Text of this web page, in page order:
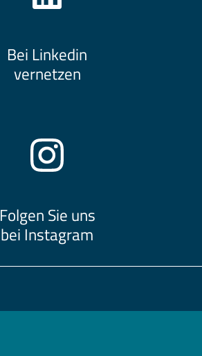
Bei Linkedin
vernetzen
Folgen Sie uns
bei Instagram